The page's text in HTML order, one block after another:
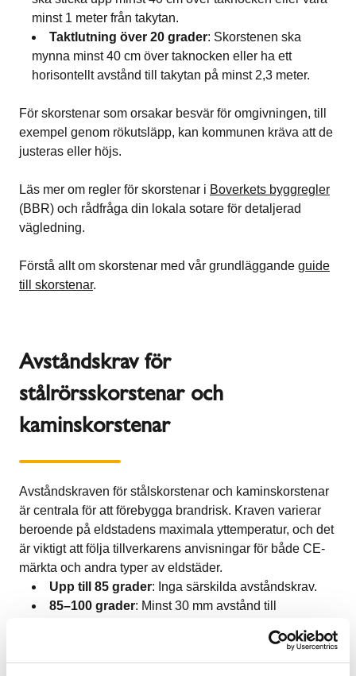
minst 1 meter från takytan.
Taktlutning över 20 grader: Skorstenen ska
mynna minst 40 cm över taknocken eller ha ett
horisontellt avstånd till takytan på minst 2,3 meter.
För skorstenar som orsakar besvär för omgivningen, till
exempel genom rökutsläpp, kan kommunen kräva att de
justeras eller höjs.
Läs mer om regler för skorstenar i Boverkets byggregler
(BBR) och rådfråga din lokala sotare för detaljerad
vägledning.
Förstå allt om skorstenar med vår grundläggande guide
till skorstenar.
Avståndskrav för
stålrörsskorstenar och
kaminskorstenar
Avståndskraven för stålskorstenar och kaminskorstenar
är centrala för att förebygga brandrisk. Kraven varierar
beroende på eldstadens maximala yttemperatur, och det
är viktigt att följa tillverkarens anvisningar för både CE-
märkta och andra typer av eldstäder.
Upp till 85 grader: Inga särskilda avståndskrav.
85–100 grader: Minst 30 mm avstånd till
: Minst 50 mm avstånd.